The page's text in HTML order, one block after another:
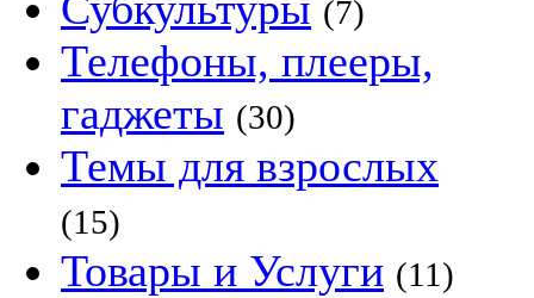
(7)
Телефоны, плееры,
гаджеты (30)
Темы для взрослых
(15)
Товары и Услуги (11)